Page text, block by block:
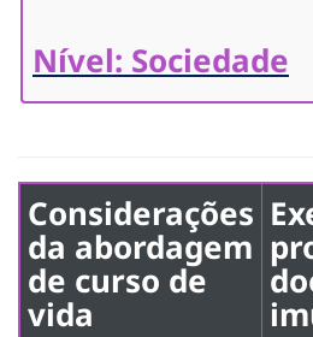
Nível: Sociedade
Considerações
da abordagem
de curso de
vida